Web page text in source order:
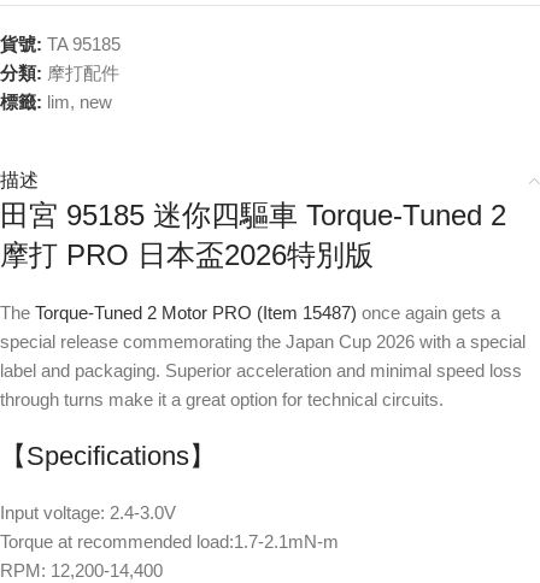
貨號: TA 95185
分類: 摩打配件
標籤: lim, new
描述
田宮 95185 迷你四驅車 Torque-Tuned 2
摩打 PRO 日本盃2026特別版
The Torque-Tuned 2 Motor PRO (Item 15487) once again gets a
special release commemorating the Japan Cup 2026 with a special
label and packaging. Superior acceleration and minimal speed loss
through turns make it a great option for technical circuits.
【Specifications】
Input voltage: 2.4-3.0V
Torque at recommended load:1.7-2.1mN-m
RPM: 12,200-14,400